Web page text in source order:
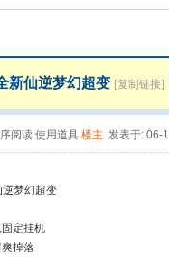
新仙逆梦幻超变 [复制链接]
阅读 使用道具 楼主 发表于: 06-
梦幻超变
定挂机
掉落